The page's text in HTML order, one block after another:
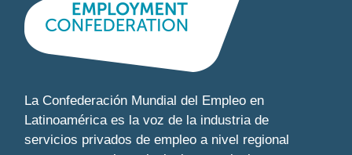
La Confederación Mundial del Empleo en
Latinoamérica es la voz de la industria de
servicios privados de empleo a nivel regional